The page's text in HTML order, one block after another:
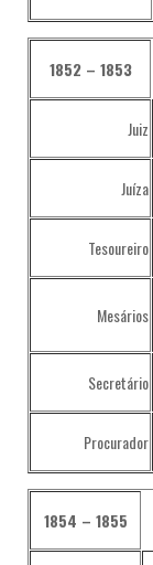
1852 – 1853
Juiz
Juíza
Tesoureiro
Mesários
Secretário
Procurador
1854 – 1855